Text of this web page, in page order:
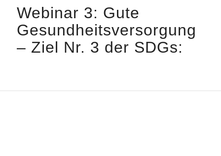
Webinar 3: Gute
Gesundheitsversorgung
– Ziel Nr. 3 der SDGs: